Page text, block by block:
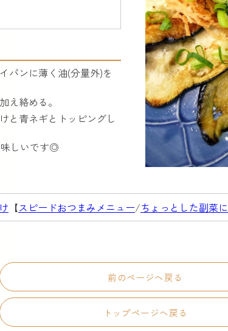
パンに薄く油(分量外)を
え絡める。
と青ネギとトッピングし
しいです◎
【スピードおつまみメニュー/ちょっとした副菜に
前のページへ戻る
トップページへ戻る